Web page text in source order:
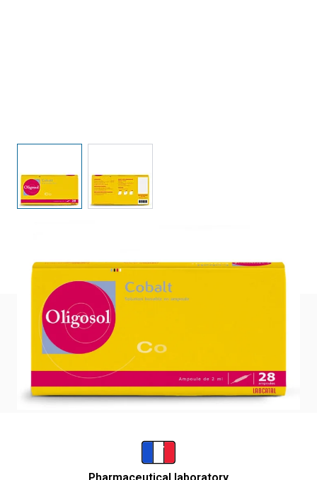
Qualités et caractéristiques environnementales de
l’emballage :
Analyse complète des qualités et caractéristiques
environnementales de l’emballage en cours de